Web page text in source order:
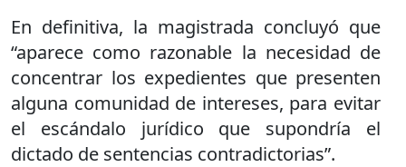
En definitiva, la magistrada concluyó que
“aparece como razonable la necesidad de
concentrar los expedientes que presenten
alguna comunidad de intereses, para evitar
el escándalo jurídico que supondría el
dictado de sentencias contradictorias”.